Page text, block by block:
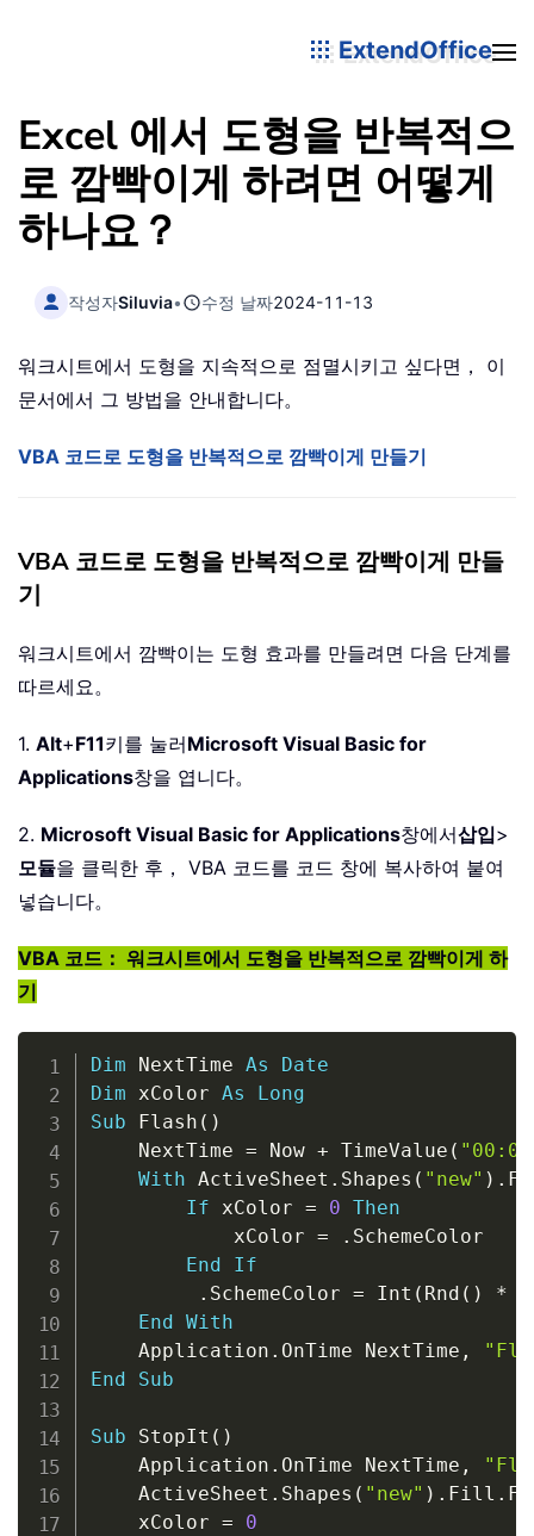
ExtendOffice
Excel 에서 도형을 반복적으
로 깜빡이게 하려면 어떻게
하나요？
작성자Siluvia• 수정 날짜2024-11-13
워크시트에서 도형을 지속적으로 점멸시키고 싶다면， 이
문서에서 그 방법을 안내합니다。
VBA 코드로 도형을 반복적으로 깜빡이게 만들기
VBA 코드로 도형을 반복적으로 깜빡이게 만들
기
워크시트에서 깜빡이는 도형 효과를 만들려면 다음 단계를
따르세요。
1. Alt+F11키를 눌러Microsoft Visual Basic for
Applications창을 엽니다。
2. Microsoft Visual Basic for Applications창에서삽입>
모듈을 클릭한 후， VBA 코드를 코드 창에 복사하여 붙여
넣습니다。
VBA 코드： 워크시트에서 도형을 반복적으로 깜빡이게 하
기
Dim NextTime As
Date
Dim xColor As
Long
Sub Flash ( )
    NextTime
= Now + TimeValue (
With ActiveSheet . Shapes ( "new" ) .
If xColor = 0 Then
            xColor
= . SchemeColor
End
If
. SchemeColor = Int ( Rnd ( ) *
End
With
    Application
. OnTime NextTime ,
End
Sub
Sub StopIt ( )
    Application
. OnTime NextTime ,
    ActiveSheet
. Shapes ( "new" ) . Fill .
    xColor
=
0